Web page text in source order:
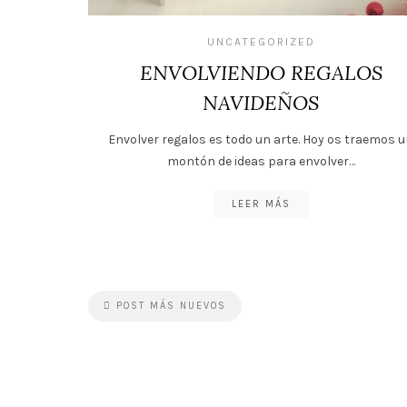
UNCATEGORIZED
ENVOLVIENDO REGALOS
NAVIDEÑOS
Envolver regalos es todo un arte. Hoy os traemos
montón de ideas para envolver…
LEER MÁS
POST MÁS NUEVOS